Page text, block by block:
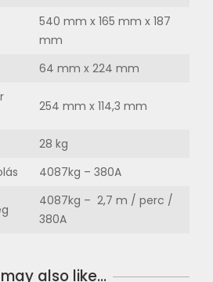
540 mm x 165 mm x 187
mm
64 mm x 224 mm
254 mm x 114,3 mm
28 kg
4087kg – 380A
4087kg – 2,7 m / perc /
380A
also like…